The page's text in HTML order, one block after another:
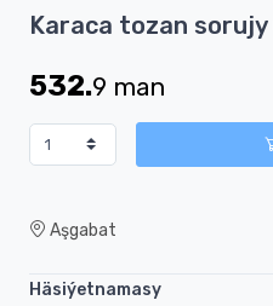
1
2
Karaca tozan
532.9 man
Aşgabat
Häsiýetnamasy